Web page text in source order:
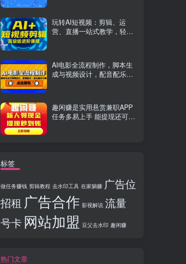
玩转AI短视频：剪辑、运
营、直播一站式教学，轻松
AI电影全流程制作，脚本生
成与视频设计，配音配乐一
趣闲赚是实用悬赏兼职APP
任务多易上手 能提现还可邀
标签
做任务赚钱 剪辑教程 去水印工具 在家躺赚 广告位
招租 广告合作 影视解说 流量
号卡 网站加盟 豆父去水印 趣闲赚
热门文章